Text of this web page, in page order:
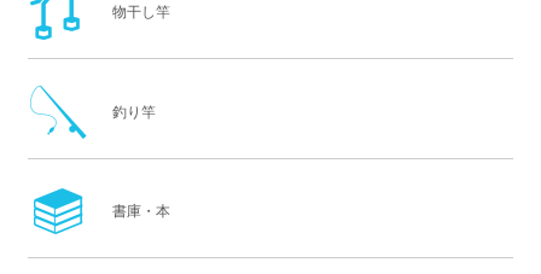
物干し竿
釣り竿
書庫・本